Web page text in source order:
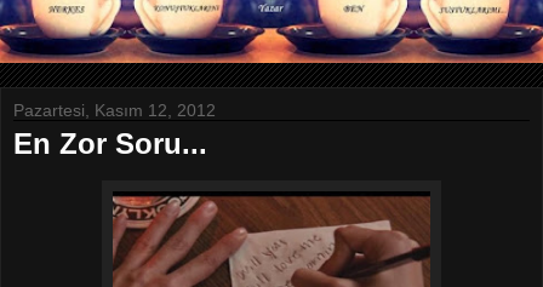
Pazartesi, Kasım 12, 2012
En Zor Soru...